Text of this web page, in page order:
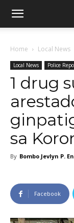
Home Local News
Local News Police
1 drug
sa
By Bombo Jevlyn P.
Facebook